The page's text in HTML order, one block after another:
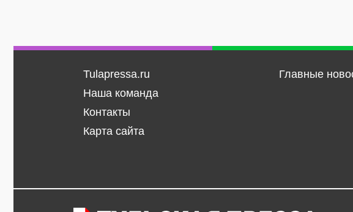
Tulapressa.ru
Наша команда
Контакты
Карта сайта
Главные